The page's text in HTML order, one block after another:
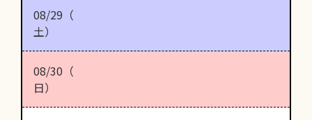
08/29（
土）
08/30（
日）